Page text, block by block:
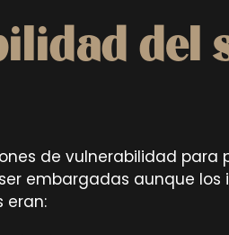
del
de vulnerabilidad para
embargadas aunque los
eran: